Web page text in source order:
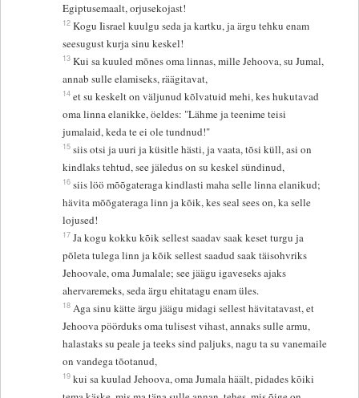
Egiptusemaalt, orjusekojast!
12 Kogu Iisrael kuulgu seda ja kartku, ja ärgu tehku enam
seesugust kurja sinu keskel!
13 Kui sa kuuled mõnes oma linnas, mille Jehoova, su Jumal,
annab sulle elamiseks, räägitavat,
14 et su keskelt on väljunud kõlvatuid mehi, kes hukutavad
oma linna elanikke, öeldes: "Lähme ja teenime teisi
jumalaid, keda te ei ole tundnud!"
15 siis otsi ja uuri ja küsitle hästi, ja vaata, tõsi küll, asi on
kindlaks tehtud, see jäledus on su keskel sündinud,
16 siis löö mõõgateraga kindlasti maha selle linna elanikud;
hävita mõõgateraga linn ja kõik, kes seal sees on, ka selle
lojused!
17 Ja kogu kokku kõik sellest saadav saak keset turgu ja
põleta tulega linn ja kõik sellest saadud saak täisohvriks
Jehoovale, oma Jumalale; see jäägu igaveseks ajaks
ahervaremeks, seda ärgu ehitatagu enam üles.
18 Aga sinu kätte ärgu jäägu midagi sellest hävitatavast, et
Jehoova pöörduks oma tulisest vihast, annaks sulle armu,
halastaks su peale ja teeks sind paljuks, nagu ta su vanemaile
on vandega tõotanud,
19 kui sa kuulad Jehoova, oma Jumala häält, pidades kõiki